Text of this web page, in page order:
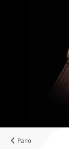
Découvrez la
La marque
En savoir plus
MyAccount
Pano